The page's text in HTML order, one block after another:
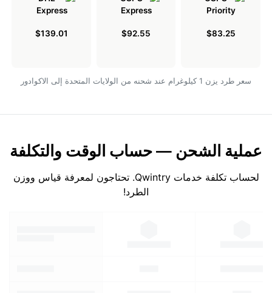
$83.25
$92.55
$139.01
سعر طرد يزن 1 كيلوغرام عند شحنه من الولايات المتحدة إلى الاكوادور
عملية الشحن — حساب الوقت والتكلفة
لحساب تكلفة خدمات Qwintry. تحتاجون لمعرفة قياس ووزن
الطرد!